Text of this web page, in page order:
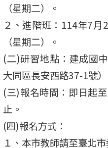
（星期二）。
２、進階班：114年7
（星期二）。
(二)研習地點：建成國
大同區長安西路37-1號）
(三)報名時間：即日起
止。
(四)報名方式：
１、本市教師請至臺北